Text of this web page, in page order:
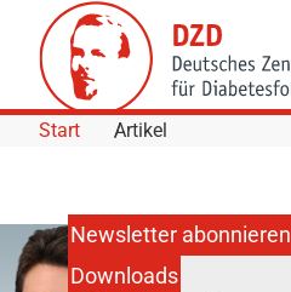
Skip to Content
Start Artikel
Newsletter abonnieren
Downloads